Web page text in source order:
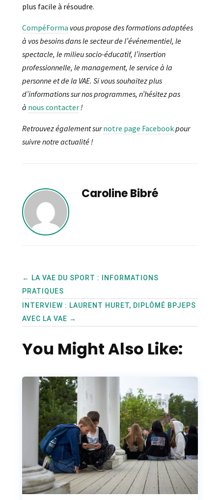
plus facile à résoudre.
CompéForma vous propose des formations adaptées
à vos besoins dans le secteur de l’événementiel, le
spectacle, le milieu socio-éducatif, l’insertion
professionnelle, le management, le service à la
personne et de la VAE. Si vous souhaitez plus
d’informations sur nos programmes, n’hésitez pas
à nous contacter!
Retrouvez également surnotre page Facebookpour
suivre notre actualité !
Caroline Bibré
← LA VAE DU SPORT : INFORMATIONS
PRATIQUES
INTERVIEW : LAURENT HURET, DIPLÔMÉ BPJEPS
AVEC LA VAE →
You Might Also Like: